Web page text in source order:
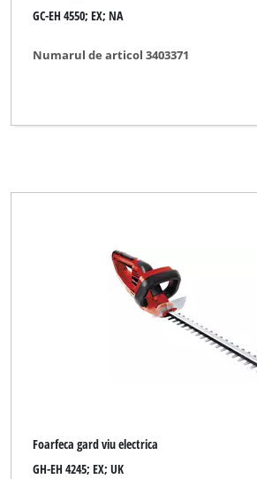
GC-EH 4550; EX; NA
Numarul de articol 3403371
Foarfeca gard viu electrica
GH-EH 4245; EX; UK